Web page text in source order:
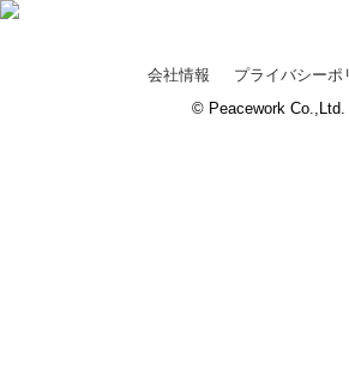
会社情報
プライバシーポ
© Peacework Co.,Ltd.